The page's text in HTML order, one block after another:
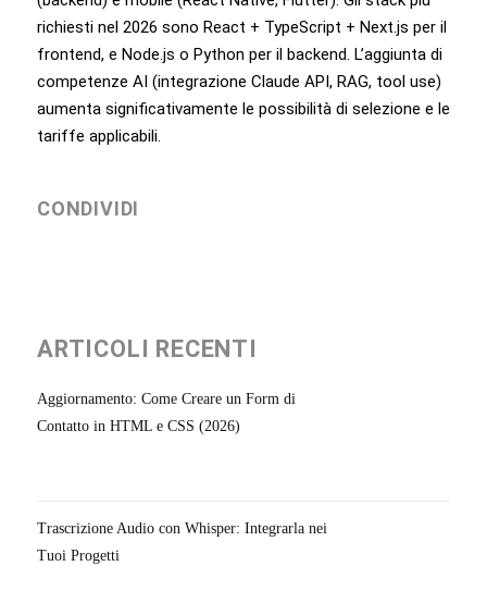
richiesti nel 2026 sono React + TypeScript + Next.js per il
frontend, e Node.js o Python per il backend. L’aggiunta di
competenze AI (integrazione Claude API, RAG, tool use)
aumenta significativamente le possibilità di selezione e le
tariffe applicabili.
CONDIVIDI
ARTICOLI RECENTI
Aggiornamento: Come Creare un Form di
Contatto in HTML e CSS (2026)
Trascrizione Audio con Whisper: Integrarla nei
Tuoi Progetti